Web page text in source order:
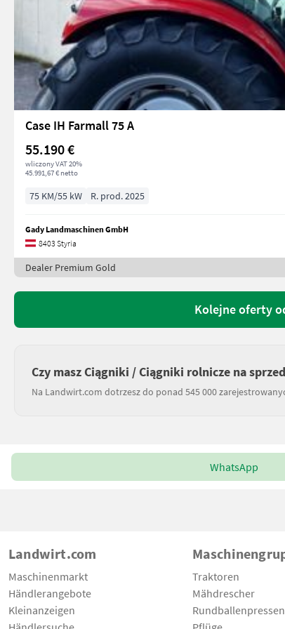
Case IH Farmall 75 A
55.190 €
wliczony VAT 20%
45.991,67 € netto
75 KM/55 kW R. prod. 2025
Gady Landmaschinen GmbH
8403 Styria
Dealer Premium Gold
Kolejne oferty
Czy masz Ciągniki / Ciągniki rolnicze na
Na Landwirt.com dotrzesz do ponad 545 000
WhatsApp
Landwirt.com
Maschinenmarkt
Händlerangebote
Kleinanzeigen
Traktoren
Mähdrescher
Rundballenpressen